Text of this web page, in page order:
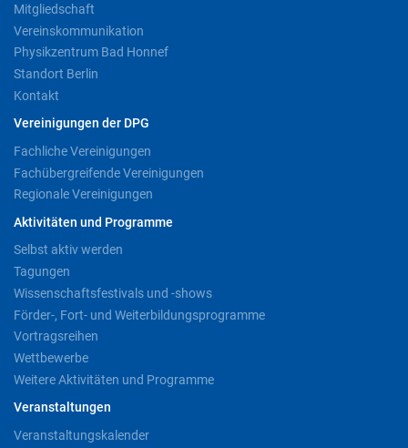
Mitgliedschaft
Vereinskommunikation
Physikzentrum Bad Honnef
Standort Berlin
Kontakt
Vereinigungen der DPG
Fachliche Vereinigungen
Fachübergreifende Vereinigungen
Regionale Vereinigungen
Aktivitäten und Programme
Selbst aktiv werden
Tagungen
Wissenschaftsfestivals und -shows
Förder-, Fort- und Weiterbildungsprogramme
Vortragsreihen
Wettbewerbe
Weitere Aktivitäten und Programme
Veranstaltungen
Veranstaltungskalender